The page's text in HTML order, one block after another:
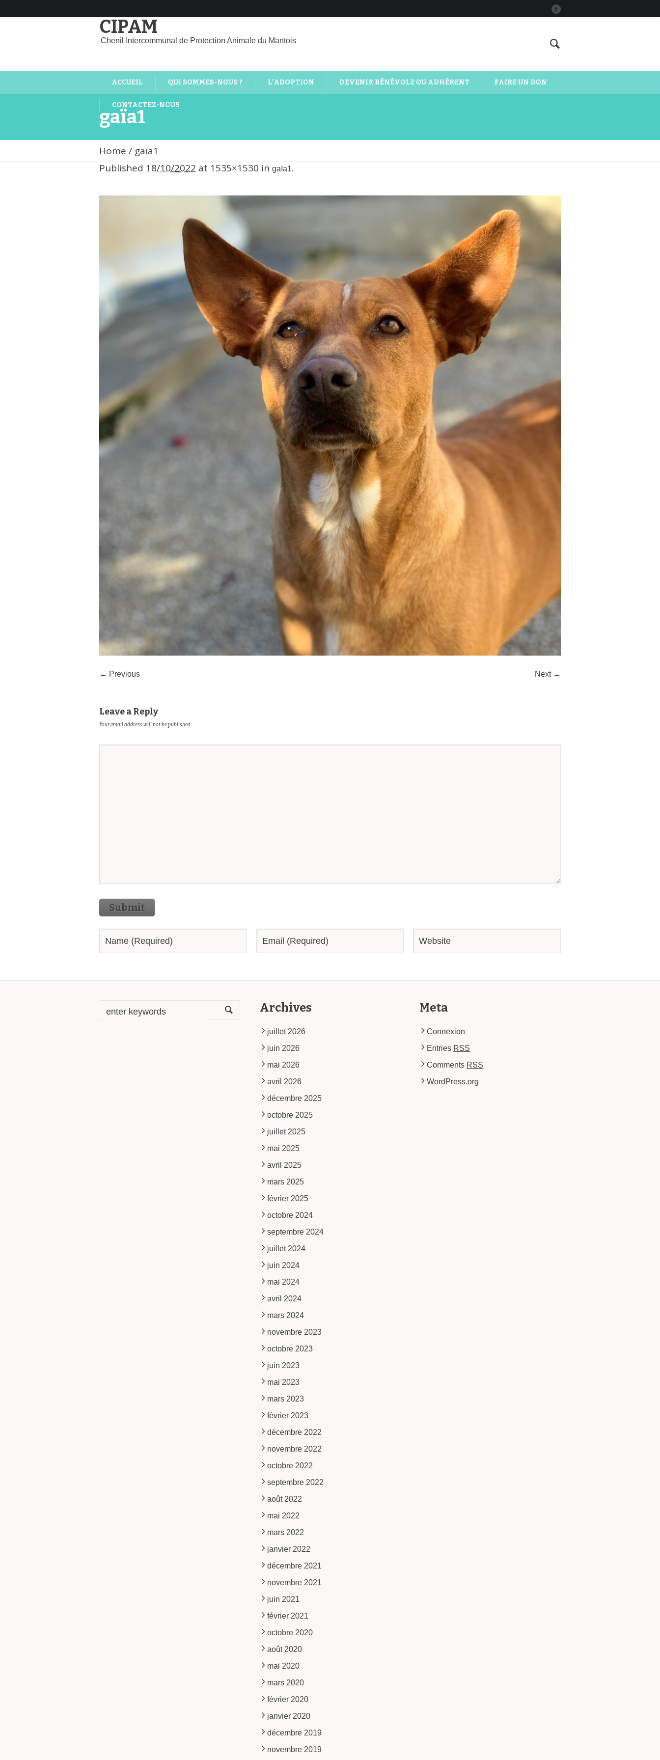
CIPAM
Chenil Intercommunal de Protection Animale du Mantois
ACCUEIL QUI SOMMES-NOUS ? L’ADOPTION DEVENIR BÉNÉVOLE OU ADHÉRENT FAIRE UN DON
CONTACTEZ-NOUS
gaïa1
Home / gaïa1
Published 18/10/2022 at 1535×1530 in gaïa1.
← Previous Next →
Leave a Reply
Your email address will not be published.
Submit
Archives
juillet 2026
juin 2026
mai 2026
avril 2026
décembre 2025
octobre 2025
juillet 2025
mai 2025
avril 2025
mars 2025
février 2025
octobre 2024
septembre 2024
juillet 2024
juin 2024
mai 2024
avril 2024
mars 2024
novembre 2023
octobre 2023
juin 2023
mai 2023
mars 2023
février 2023
décembre 2022
novembre 2022
octobre 2022
septembre 2022
août 2022
mai 2022
mars 2022
janvier 2022
décembre 2021
novembre 2021
juin 2021
février 2021
octobre 2020
août 2020
mai 2020
mars 2020
février 2020
janvier 2020
décembre 2019
novembre 2019
Meta
Connexion
Entries RSS
Comments RSS
WordPress.org